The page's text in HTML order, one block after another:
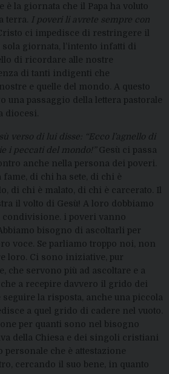
è la giornata che il Papa ha voluto
terra.
I poveri li avrete sempre con
ci impedisce di restringere il
giornata, l’intento infatti di
di ricordare alle nostre
di tanti indigenti che
e quelle del mondo. A questo
una passaggio della lettera pastorale
diocesi.
verso di lui disse: “Ecco l’agnello di
i peccati del mondo!”Gesù ci passa
anche nella persona dei poveri.
di chi ha sete, di chi è
di chi è malato, di chi è carcerato. Il
il volto di Gesù! A loro dobbiamo
condivisione. i poveri vanno
bisogno di ascoltarli per
voce. Se parliamo troppo noi, non
loro. Ci sono iniziative, pur
che servono più ad ascoltare e a
a recepire davvero il grido dei
seguire la risposta, anche una piccola
a quel grido di cadere nel vuoto.
per quanti sono nel bisogno
della Chiesa e dei singoli cristiani
che è attestazione
cercando il suo bene, in quanto